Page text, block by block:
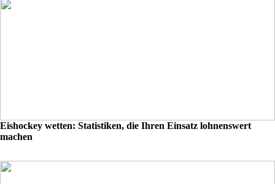
Eishockey wetten: Statistiken, die Ihren Einsatz lohnenswert
machen